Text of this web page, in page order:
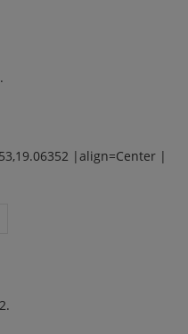
hivatkozás)
|align=Center |